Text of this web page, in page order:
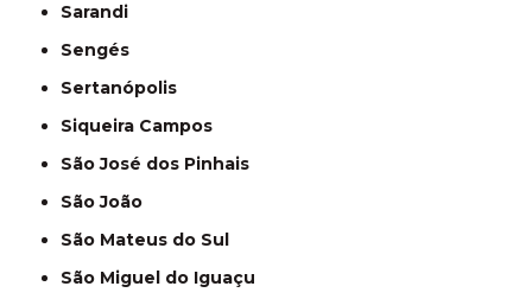
Sarandi
Sengés
Sertanópolis
Siqueira Campos
São José dos Pinhais
São João
São Mateus do Sul
São Miguel do Iguaçu